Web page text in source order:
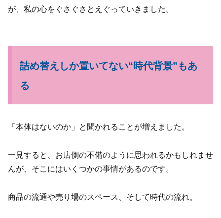
が、私の心をぐさぐさとえぐっていきました。
詰め替えしか置いてない“時代背景”もあ
る
「本体はないのか」と聞かれることが増えました。
一見すると、お店側の不備のように思われるかもしれませ
んが、そこにはいくつかの事情があるのです。
商品の流通や売り場のスペース、そして時代の流れ。